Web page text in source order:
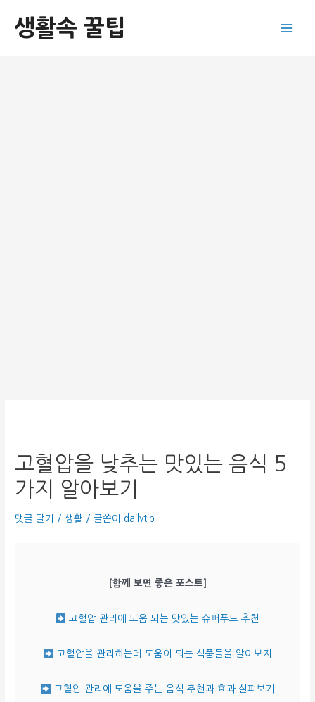
생활속 꿀팁
고혈압을 낮추는 맛있는 음식 5
가지 알아보기
댓글 달기 /생활 / 글쓴이 dailytip
[함께 보면 좋은 포스트]
고혈압 관리에 도움 되는 맛있는 슈퍼푸드 추천
고혈압을 관리하는데 도움이 되는 식품들을 알아보자
고혈압 관리에 도움을 주는 음식 추천과 효과 살펴보기